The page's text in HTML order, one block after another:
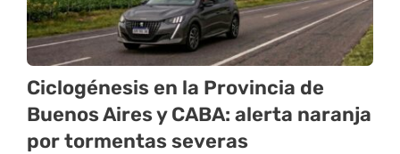
Ciclogénesis en la Provincia de
Buenos Aires y CABA: alerta naranja
por tormentas severas